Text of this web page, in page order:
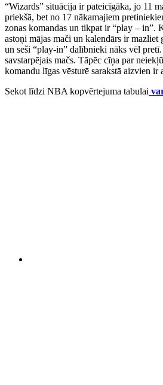
“Wizards” situācija ir pateicīgāka, jo 11
priekšā, bet no 17 nākamajiem
zonas komandas un tikpat ir “play – in”.
astoņi mājas mači un kalendārs ir
un seši “play-in” dalībnieki nāks vēl
savstarpējais mačs. Tāpēc cīņa par
komandu līgas vēsturē sarakstā aizvien ir
Sekot līdzi NBA kopvērtejuma tabulai